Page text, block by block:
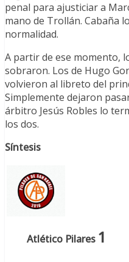
penal para ajusticiar a
mano de Trollán. Cabaña
normalidad.
A partir de ese momento,
sobraron. Los de Hugo
volvieron al libreto del
Simplemente dejaron
árbitro Jesús Robles lo
los dos.
Síntesis
Atlético Pilares 1